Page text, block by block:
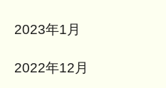
2023年1月
2022年12月